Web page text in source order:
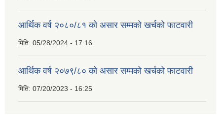
आर्थिक वर्ष २०८०/८१ को असार सम्मको खर्चको फाटवारी
मिति: 05/28/2024 - 17:16
आर्थिक वर्ष २०७९/८० को असार सम्मको खर्चको फाटवारी
मिति: 07/20/2023 - 16:25